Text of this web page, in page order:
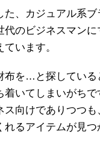
た、カジュアル系
代のビジネスマン
います。
布を…と探している
着いてしまいがち
ス向けでありつつも
るアイテムが見つ